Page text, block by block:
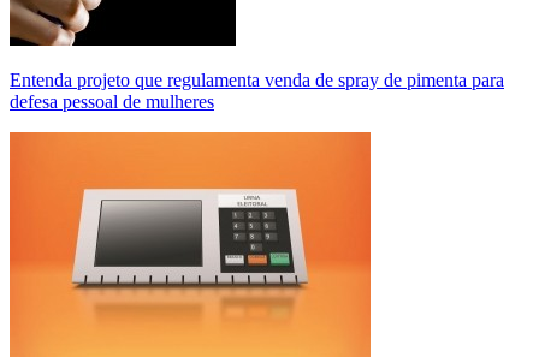
Entenda projeto que regulamenta venda de spray de pimenta para
defesa pessoal de mulheres